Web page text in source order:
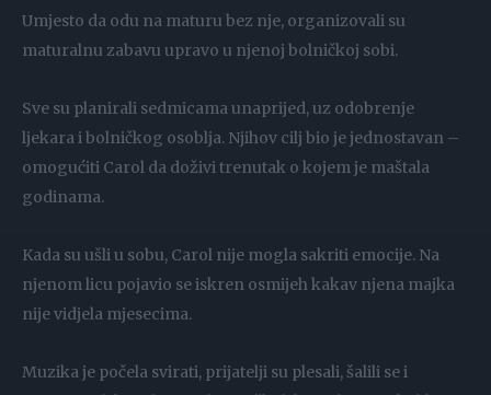
Umjesto da odu na maturu bez nje, organizovali su
maturalnu zabavu upravo u njenoj bolničkoj sobi.
Sve su planirali sedmicama unaprijed, uz odobrenje
ljekara i bolničkog osoblja. Njihov cilj bio je jednostavan –
omogućiti Carol da doživi trenutak o kojem je maštala
godinama.
Kada su ušli u sobu, Carol nije mogla sakriti emocije. Na
njenom licu pojavio se iskren osmijeh kakav njena majka
nije vidjela mjesecima.
Muzika je počela svirati, prijatelji su plesali, šalili se i